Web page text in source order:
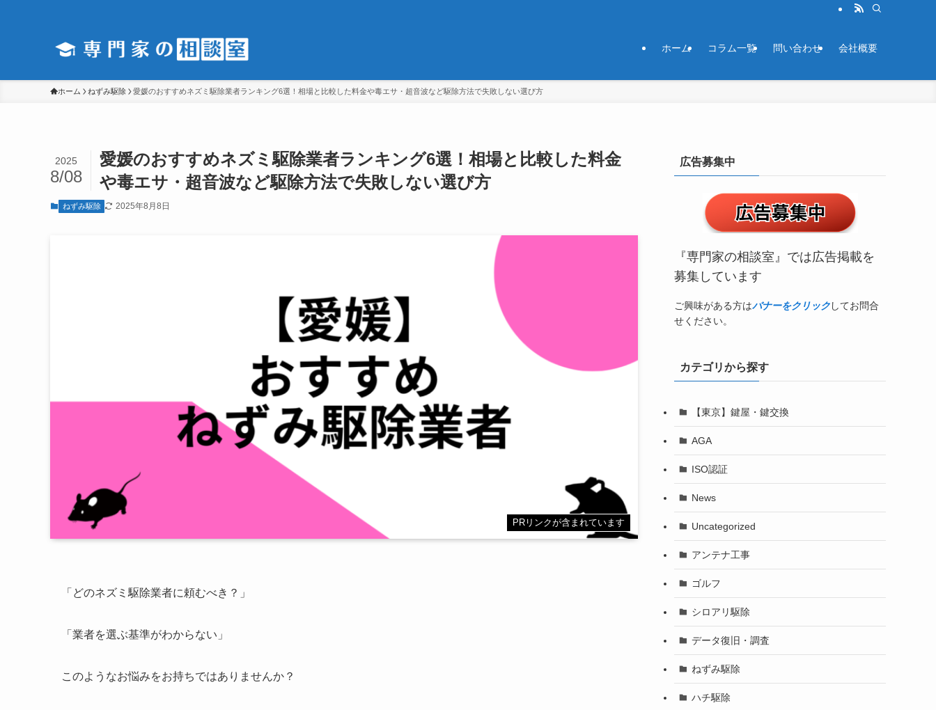
ホーム コラム一覧 問い合わせ 会社概要
ホーム ねずみ駆除 愛媛のおすすめネズミ駆除業者ランキング6選！相場と比較した料金や毒エサ・超音波など駆除方法で失敗しない選び方
愛媛のおすすめネズミ駆除業者ランキング6選！相場と比較した料金
や毒エサ・超音波など駆除方法で失敗しない選び方
2025
8/08
ねずみ駆除 2025年8月8日
PRリンクが含まれています
「どのネズミ駆除業者に頼むべき？」
「業者を選ぶ基準がわからない」
このようなお悩みをお持ちではありませんか？
広告募集中
『専門家の相談室』では広告掲載を
募集しています
ご興味がある方はバナーをクリックしてお問合
せください。
カテゴリから探す
【東京】鍵屋・鍵交換
AGA
ISO認証
News
Uncategorized
アンテナ工事
ゴルフ
シロアリ駆除
データ復旧・調査
ねずみ駆除
ハチ駆除